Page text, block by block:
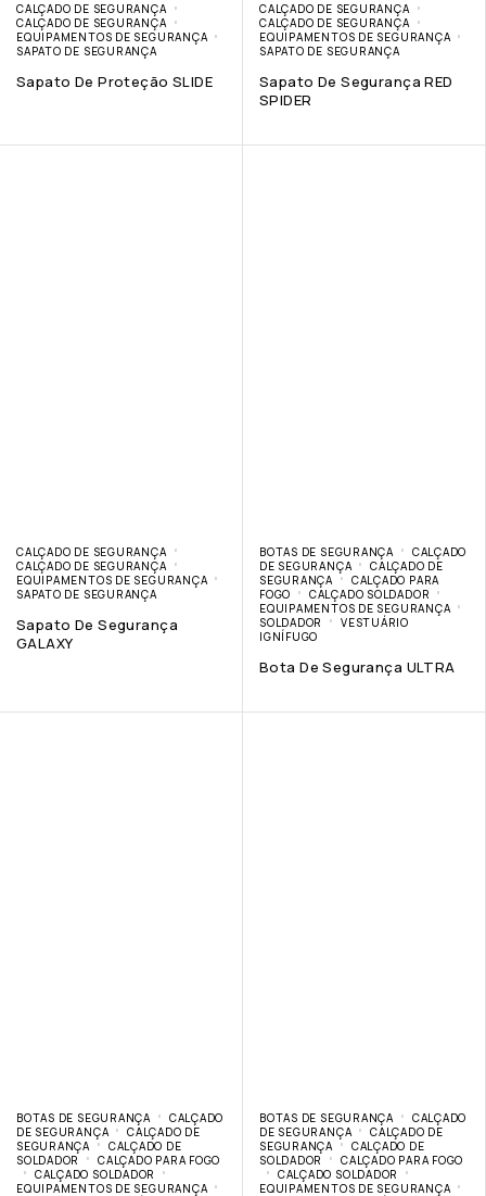
CALÇADO DE SEGURANÇA
CALÇADO DE SEGURANÇA
EQUIPAMENTOS DE SEGURANÇA
SAPATO DE SEGURANÇA
Sapato De Proteção SLIDE
CALÇADO DE SEGURANÇA
CALÇADO DE SEGURANÇA
EQUIPAMENTOS DE SEGURANÇA
SAPATO DE SEGURANÇA
Sapato De Segurança RED
SPIDER
CALÇADO DE SEGURANÇA
CALÇADO DE SEGURANÇA
EQUIPAMENTOS DE SEGURANÇA
SAPATO DE SEGURANÇA
Sapato De Segurança
GALAXY
BOTAS DE SEGURANÇA
CALÇADO
DE SEGURANÇA
CALÇADO DE
SEGURANÇA
CALÇADO PARA
FOGO
CALÇADO SOLDADOR
EQUIPAMENTOS DE SEGURANÇA
SOLDADOR
VESTUÁRIO
IGNÍFUGO
Bota De Segurança ULTRA
BOTAS DE SEGURANÇA
CALÇADO
DE SEGURANÇA
CALÇADO DE
SEGURANÇA
CALÇADO DE
SOLDADOR
CALÇADO PARA FOGO
CALÇADO SOLDADOR
EQUIPAMENTOS DE SEGURANÇA
BOTAS DE SEGURANÇA
CALÇADO
DE SEGURANÇA
CALÇADO DE
SEGURANÇA
CALÇADO DE
SOLDADOR
CALÇADO PARA FOGO
CALÇADO SOLDADOR
EQUIPAMENTOS DE SEGURANÇA